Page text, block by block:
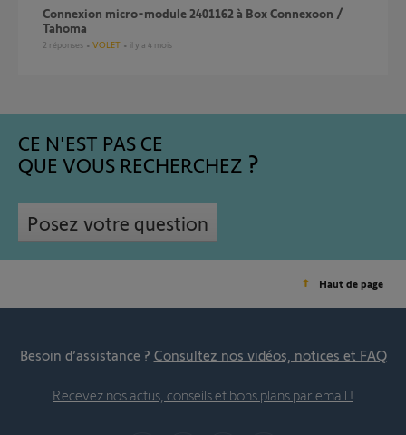
Connexion micro-module 2401162 à Box Connexoon /
Tahoma
2 réponses VOLET il y a 4 mois
CE N'EST PAS CE
QUE VOUS RECHERCHEZ
Posez votre question
Haut de page
Besoin d’assistance ? Consultez nos vidéos, notices et FAQ
Recevez nos actus, conseils et bons plans par email !